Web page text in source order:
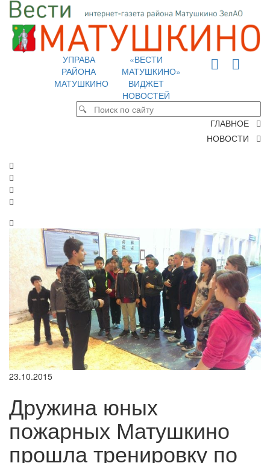
УПРАВА
РАЙОНА
МАТУШКИНО
«ВЕСТИ
МАТУШКИНО»
ВИДЖЕТ
НОВОСТЕЙ
ГЛАВНОЕ
НОВОСТИ
23.10.2015
Дружина юных
пожарных Матушкино
прошла тренировку по